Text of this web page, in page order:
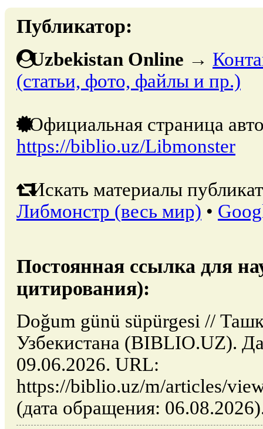
Публикатор:
Uzbekistan Online →
(статьи, фото, файлы и пр.)
Официальная страница
https://biblio.uz/Libmonster
Искать материалы
Либмонстр (весь мир) •
Постоянная ссылка для
цитирования):
Doğum günü süpürgesi //
Узбекистана (BIBLIO.UZ).
09.06.2026. URL:
https://biblio.uz/m/articles/
(дата обращения: